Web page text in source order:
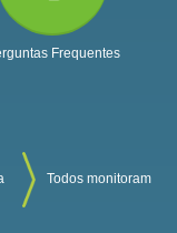
Frequentes
Todos monitoram